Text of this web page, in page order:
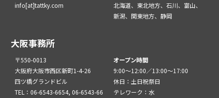
info[at]tattky.com
北海道、東北地方、石川、富山、
新潟、関東地方、静岡
大阪事務所
〒550-0013
大阪府大阪市西区新町1-4-26
四ツ橋グランドビル
TEL：06-6543-6654, 06-6543-66
オープン時間
9:00～12:00／13:00～17:00
休日：土日祝祭日
テレワーク：水